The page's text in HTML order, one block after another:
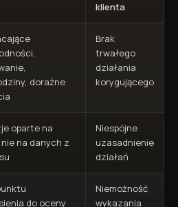
klienta
doraźne
Brak
trwałego
działania
korygującego
oparte na
nie na danych z
Niespójne
uzasadnienie
działań
do oceny
Niemożność
wykazania